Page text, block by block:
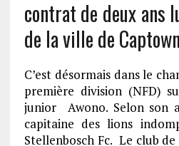
contrat de deux ans
de la ville de
C’est désormais dans le
première division (NFD)
junior Awono. Selon son
capitaine des lions
Stellenbosch Fc. Le club